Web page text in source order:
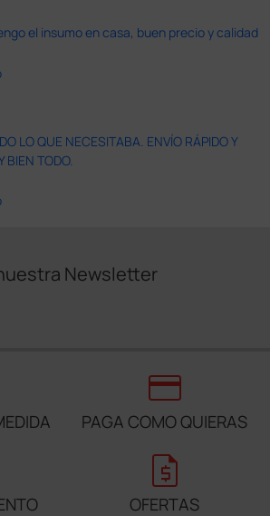
el insumo en casa, buen precio y calidad
LO QUE NECESITABA. ENVÍO RÁPIDO Y
BIEN TODO.
Newsletter
credit_card
PAGA COMO QUIERAS
request_quote
OFERTAS